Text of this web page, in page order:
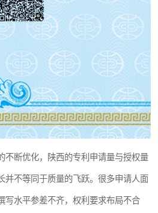
不断优化，陕西的专利申请量与授权量
并不等同于质量的飞跃。很多申请人面
写水平参差不齐，权利要求布局不合